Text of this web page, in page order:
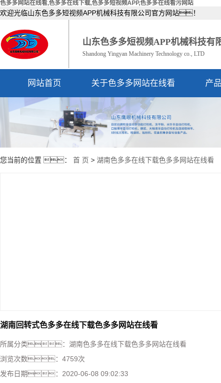
色多多网站在线看,色多多在线下载,色多多短视频APP,色多多在线看污网站
欢迎光临山东色多多短视频APP机械科技有限公司官方网站！
山东色多多短视频APP机械科技有
Shandong Yingyan Machinery Technology co., LTD
网站首页 关于色多多网站在线看
公司简介
资质荣誉
产
您当前的位置 ： 首 页 > 湖南色多多在线下载色多多网站在线看
湖南回转式色多多在线下载色多多网站在线看
所属分类： 湖南色多多在线下载色多多网站在线看
浏览次数： 4759次
发布日期： 2020-06-08 09:02:33